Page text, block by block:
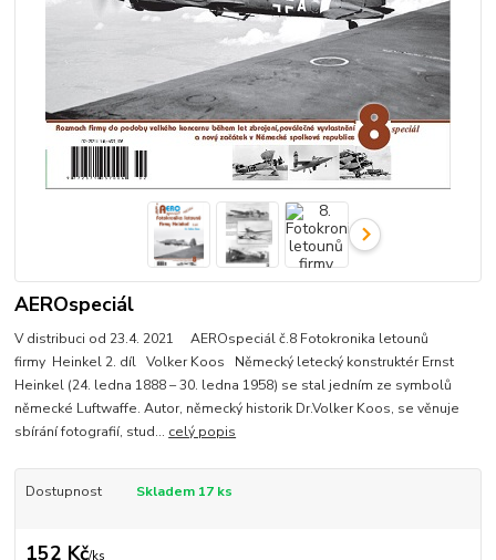
AEROspeciál
V distribuci od 23.4. 2021 AEROspeciál č.8 Fotokronika letounů
firmy Heinkel 2. díl Volker Koos Německý letecký konstruktér Ernst
Heinkel (24. ledna 1888 – 30. ledna 1958) se stal jedním ze symbolů
německé Luftwaffe. Autor, německý historik Dr.Volker Koos, se věnuje
sbírání fotografií, stud... celý popis
Dostupnost Skladem 17 ks
152 Kč/ks